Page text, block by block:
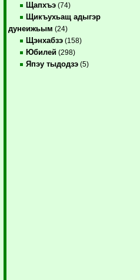
Щапхъэ (74)
Щикъухьащ адыгэр
дунеижьым (24)
Щэнхабзэ (158)
Юбилей (298)
Япэу тыдодзэ (5)